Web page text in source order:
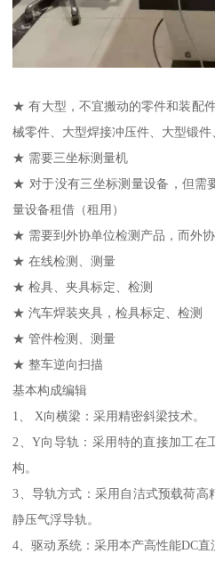
★ 有大型，不宜搬动的零件和装配
械零件、大型焊接冲压件、大型锻件
★ 需要三坐标测量机
★ 对于没有三坐标测量设备，但需
量设备租借（租用）
★ 需要到外协单位检测产品，而外
★ 在线检测、测量
★ 检具、夹具标定、检测
★ 汽车焊装夹具，检具标定、检测
★ 管件检测、测量
★ 整车逆向扫描
基本构成编辑
1、 X向横梁：采用精密斜梁技术。
2、Y向导轨：采用特的直接加工在
构。
3、导轨方式：采用自洁式预载荷
静压气浮导轨。
4、驱动系统：采用本产高性能DC